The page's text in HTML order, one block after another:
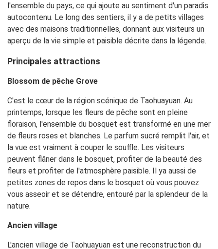
l'ensemble du pays, ce qui ajoute au sentiment d'un paradis
autocontenu. Le long des sentiers, il y a de petits villages
avec des maisons traditionnelles, donnant aux visiteurs un
aperçu de la vie simple et paisible décrite dans la légende.
Principales attractions
Blossom de pêche Grove
C'est le cœur de la région scénique de Taohuayuan. Au
printemps, lorsque les fleurs de pêche sont en pleine
floraison, l'ensemble du bosquet est transformé en une mer
de fleurs roses et blanches. Le parfum sucré remplit l'air, et
la vue est vraiment à couper le souffle. Les visiteurs
peuvent flâner dans le bosquet, profiter de la beauté des
fleurs et profiter de l'atmosphère paisible. Il ya aussi de
petites zones de repos dans le bosquet où vous pouvez
vous asseoir et se détendre, entouré par la splendeur de la
nature.
Ancien village
L'ancien village de Taohuayuan est une reconstruction du